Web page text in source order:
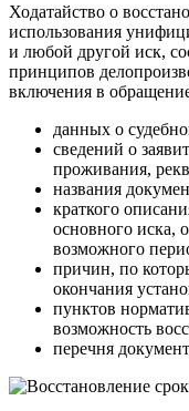
Ходатайство о
использования
и любой другой иск,
принципов
включения в
данных о
сведений о
проживания,
названия
краткого
основного иска,
возможного
причин, по
окончания
пунктов
возможность
перечня